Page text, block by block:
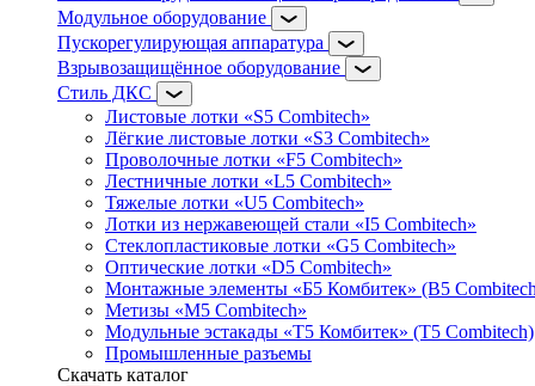
Модульное оборудование
Пускорегулирующая аппаратура
Взрывозащищённое оборудование
Стиль ДКС
Листовые лотки «S5 Combitech»
Лёгкие листовые лотки «S3 Combitech»
Проволочные лотки «F5 Combitech»
Лестничные лотки «L5 Combitech»
Тяжелые лотки «U5 Combitech»
Лотки из нержавеющей стали «I5 Combitech»
Стеклопластиковые лотки «G5 Combitech»
Оптические лотки «D5 Combitech»
Монтажные элементы «Б5 Комбитек» (B5
Метизы «M5 Combitech»
Модульные эстакады «Т5 Комбитек» (T5 Combitech)
Промышленные разъемы
Скачать каталог